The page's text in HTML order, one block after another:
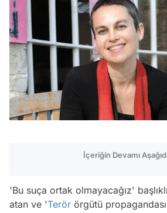
İçeriğin Devamı
'Bu suça ortak olmayacağız'
atan ve 'Terör örgütü